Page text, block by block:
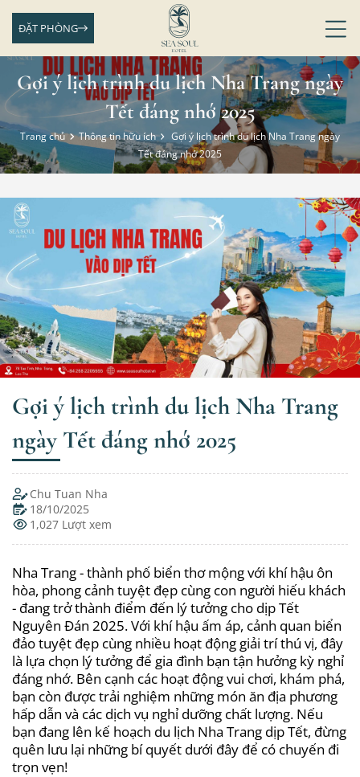
ĐẶT PHÒNG
Gợi ý lịch trình du lịch Nha Trang ngày
Tết đáng nhớ 2025
Trang chủ Thông tin hữu ích
Gợi ý lịch trình du lịch Nha Trang ngày
Tết đáng nhớ 2025
Gợi ý lịch trình du lịch Nha Trang
ngày Tết đáng nhớ 2025
Chu Tuan Nha
18/10/2025
1,027 Lượt xem
Nha Trang - thành phố biển thơ mộng với khí hậu ôn
hòa, phong cảnh tuyệt đẹp cùng con người hiếu khách
- đang trở thành điểm đến lý tưởng cho dịp Tết
Nguyên Đán 2025. Với khí hậu ấm áp, cảnh quan biển
đảo tuyệt đẹp cùng nhiều hoạt động giải trí thú vị, đây
là lựa chọn lý tưởng để gia đình bạn tận hưởng kỳ nghỉ
đáng nhớ. Bên cạnh các hoạt động vui chơi, khám phá,
bạn còn được trải nghiệm những món ăn địa phương
hấp dẫn và các dịch vụ nghỉ dưỡng chất lượng. Nếu
bạn đang lên kế hoạch du lịch Nha Trang dịp Tết, đừng
quên lưu lại những bí quyết dưới đây để có chuyến đi
trọn vẹn!